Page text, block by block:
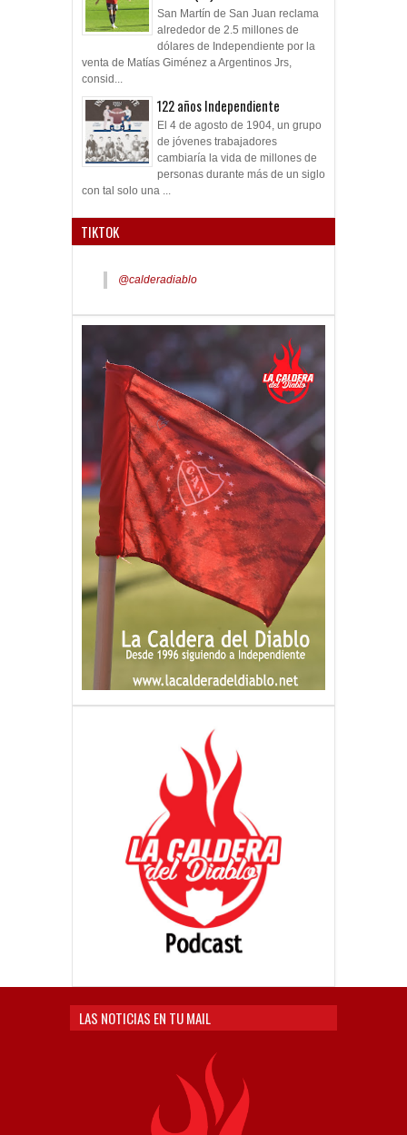
San Martín de San Juan reclama
alrededor de 2.5 millones de
dólares de Independiente por la
venta de Matías Giménez a Argentinos Jrs,
consid...
122 años Independiente
El 4 de agosto de 1904, un grupo
de jóvenes trabajadores
cambiaría la vida de millones de
personas durante más de un siglo
con tal solo una ...
TIKTOK
@calderadiablo
LAS NOTICIAS EN TU MAIL